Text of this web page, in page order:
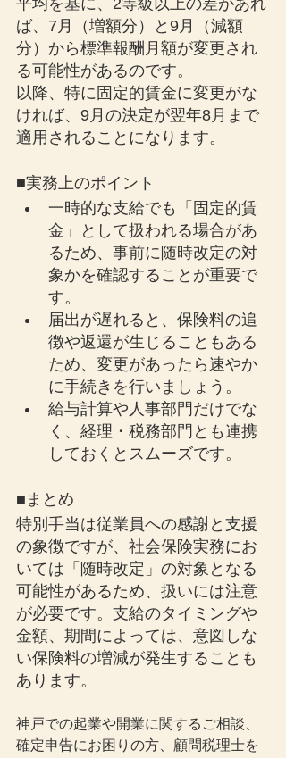
平均を基に、2等級以上の差があれ
ば、7月（増額分）と9月（減額
分）から標準報酬月額が変更され
る可能性があるのです。
以降、特に固定的賃金に変更がな
ければ、9月の決定が翌年8月まで
適用されることになります。
■実務上のポイント
一時的な支給でも「固定的賃
金」として扱われる場合があ
るため、事前に随時改定の対
象かを確認することが重要で
す。
届出が遅れると、保険料の追
徴や返還が生じることもある
ため、変更があったら速やか
に手続きを行いましょう。
給与計算や人事部門だけでな
く、経理・税務部門とも連携
しておくとスムーズです。
■まとめ
特別手当は従業員への感謝と支援
の象徴ですが、社会保険実務にお
いては「随時改定」の対象となる
可能性があるため、扱いには注意
が必要です。支給のタイミングや
金額、期間によっては、意図しな
い保険料の増減が発生することも
あります。
神戸での起業や開業に関するご相談、
確定申告にお困りの方、顧問税理士を